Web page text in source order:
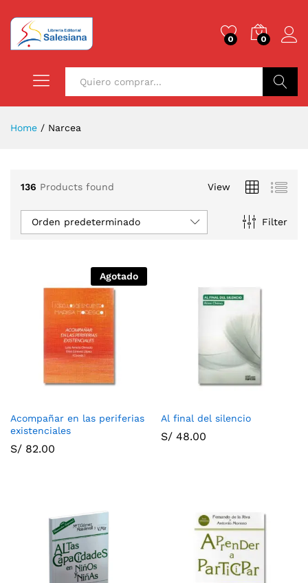
0 0
Home / Narcea
136 Products found View
Filter
Orden predeterminado
Agotado
Acompañar en las periferias
existenciales
S/ 82.00
Al final del silencio
S/ 48.00